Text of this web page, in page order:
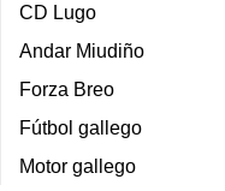
CD Lugo
Andar Miudiño
Forza Breo
Fútbol gallego
Motor gallego